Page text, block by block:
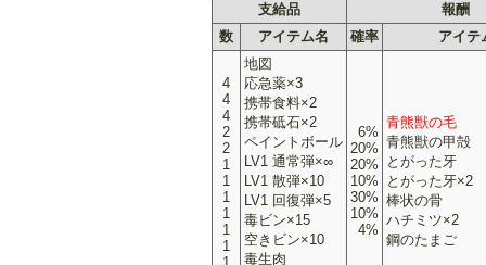
支給品
報酬
数
アイテム名 確率 アイテ
4
4
4
2
2
1
1
1
1
1
1
地図
応急薬×3
携帯食料×2
携帯砥石×2
ペイントボール
LV1 通常弾×∞
LV1 散弾×10
LV1 回復弾×5
毒ビン×15
空きビン×10
毒生肉
6%
20%
20%
10%
30%
10%
4%
青熊獣の毛
青熊獣の甲殻
とがった牙
とがった牙×2
棒状の骨
ハチミツ×2
鋼のたまご